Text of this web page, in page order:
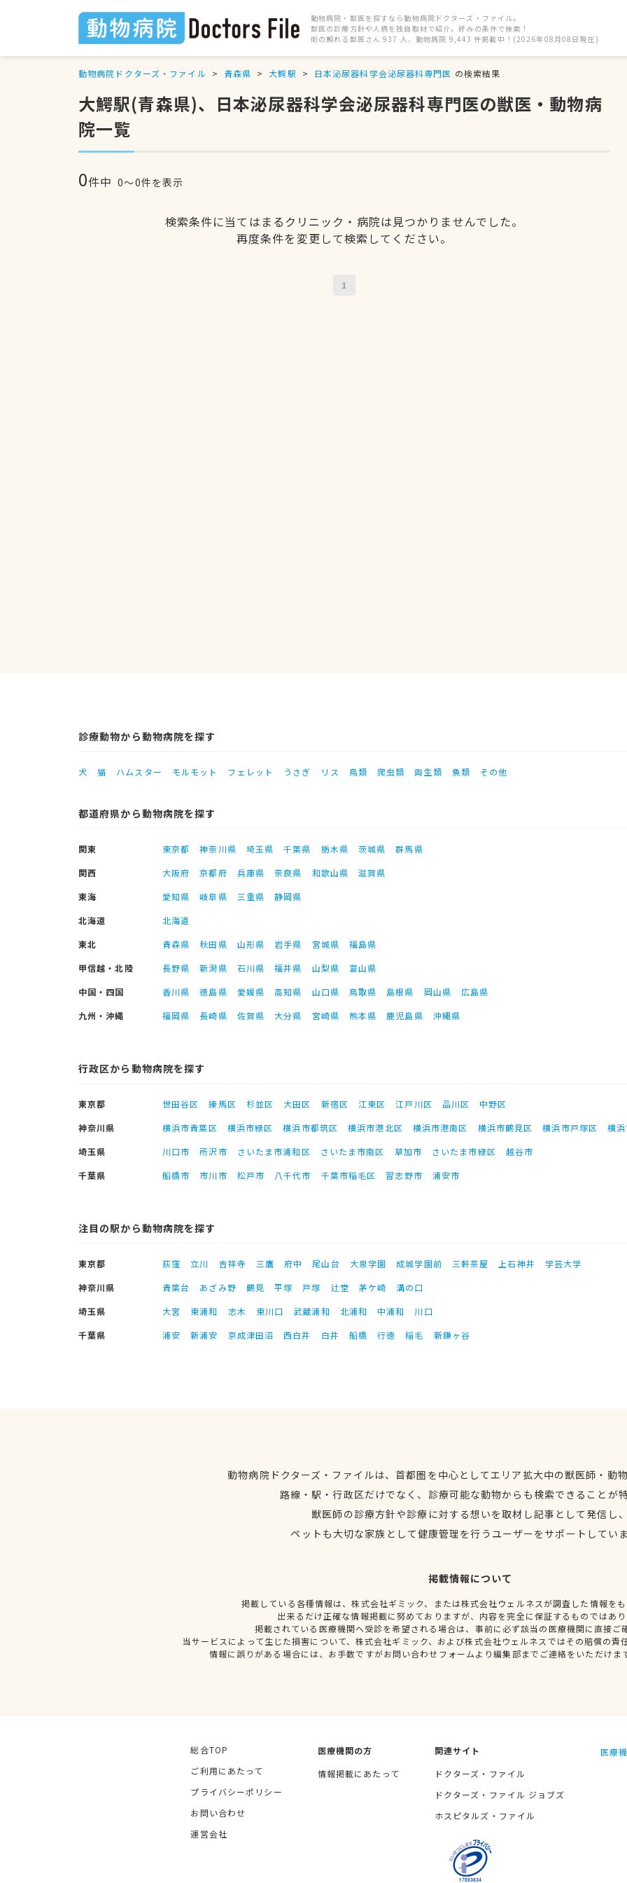
動物病院・獣医を探すなら動物病院ドクターズ・ファイル。
獣医の診療方針や人柄を独自取材で紹介。好みの条件で検索！
街の頼れる獣医さん 937 人、動物病院 9,443 件掲載中！(2026年08月08日現在)
動物病院ドクターズ・ファイル 青森県 大鰐駅 日本泌尿器科学会泌尿器科専門医 の検索結果
大鰐駅(青森県)、日本泌尿器科学会泌尿器科専門医の獣医・動物病
院一覧
0件中 0〜0件を表示
検索条件に当てはまるクリニック・病院は見つかりませんでした。
再度条件を変更して検索してください。
1
診療動物から動物病院を探す
犬 猫 ハムスター モルモット フェレット うさぎ リス 鳥類 爬虫類 両生類 魚類 その他
都道府県から動物病院を探す
関東 東京都 神奈川県 埼玉県 千葉県 栃木県 茨城県
群馬県
関西
大阪府 京都府 兵庫県 奈良県 和歌山県
滋賀県
東海
愛知県 岐阜県 三重県
静岡県
北海道
北海道
東北
青森県 秋田県 山形県 岩手県 宮城県
福島県
甲信越・北陸
長野県 新潟県 石川県 福井県 山梨県
富山県
中国・四国
香川県 徳島県 愛媛県 高知県 山口県 鳥取県 島根県 岡山県
広島県
九州・沖縄
福岡県 長崎県 佐賀県 大分県 宮崎県 熊本県 鹿児島県 沖縄県
行政区から動物病院を探す
東京都 世田谷区 練馬区 杉並区 大田区 新宿区 江東区 江戸川区 品川区
中野区
神奈川県
横浜市青葉区 横浜市緑区 横浜市都筑区 横浜市港北区 横浜市港南区 横浜市鶴見区 横浜市戸塚区
横
埼玉県
川口市 所沢市 さいたま市浦和区 さいたま市南区 草加市 さいたま市緑区
越谷市
千葉県
船橋市 市川市 松戸市 八千代市 千葉市稲毛区 習志野市 浦安市
注目の駅から動物病院を探す
東京都 荻窪 立川 吉祥寺 三鷹 府中 尾山台 大泉学園 成城学園前 三軒茶屋 上石神井
学芸大学
神奈川県
青葉台 あざみ野 鶴見 平塚 戸塚 辻堂 茅ケ崎
溝の口
埼玉県
大宮 東浦和 志木 東川口 武蔵浦和 北浦和 中浦和
川口
千葉県
浦安 新浦安 京成津田沼 西白井 白井 船橋 行徳 稲毛 新鎌ヶ谷
動物病院ドクターズ・ファイルは、首都圏を中心としてエリア拡大中の獣医師・動
路線・駅・行政区だけでなく、診療可能な動物からも検索できることが
獣医師の診療方針や診療に対する想いを取材し記事として発信し
ペットも大切な家族として健康管理を行うユーザーをサポートしてい
掲載情報について
掲載している各種情報は、株式会社ギミック、または株式会社ウェルネスが調査した情報を
出来るだけ正確な情報掲載に努めておりますが、内容を完全に保証するものではあ
掲載されている医療機関へ受診を希望される場合は、事前に必ず該当の医療機関に直接ご
当サービスによって生じた損害について、株式会社ギミック、および株式会社ウェルネスではその賠償の責
情報に誤りがある場合には、お手数ですがお問い合わせフォームより編集部までご連絡をいただけま
総合TOP
ご利用にあたって
プライバシーポリシー
お問い合わせ
運営会社
医療機関の方
情報掲載にあたって
関連サイト
ドクターズ・ファイル
ドクターズ・ファイル ジョブズ
ホスピタルズ・ファイル
医療